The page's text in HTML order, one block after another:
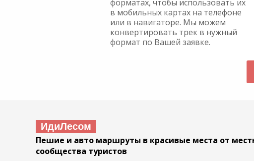
форматах, чтобы использовать их
в мобильных картах на телефоне
или в навигаторе. Мы можем
конвертировать трек в нужный
формат по Вашей заявке.
ИдиЛесом
Пешие и авто маршруты в красивые места от
сообщества туристов